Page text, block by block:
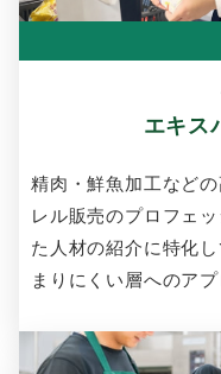
エキス
精肉・鮮魚加工など
レル販売のプロフェ
た人材の紹介に特化
まりにくい層へのア